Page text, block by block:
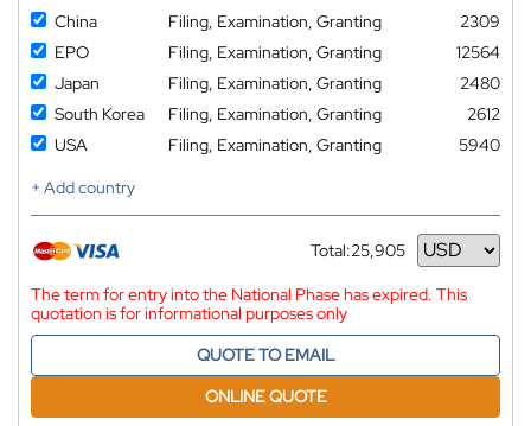
China
Filing, Examination, Granting
2309
EPO
Filing, Examination, Granting
12564
Japan
Filing, Examination, Granting
2480
South Korea
Filing, Examination, Granting
2612
USA
Filing, Examination, Granting
5940
+ Add country
Total:25,905
Currency
The term for entry into the National Phase has expired. This
quotation is for informational purposes only
QUOTE TO EMAIL
ONLINE QUOTE